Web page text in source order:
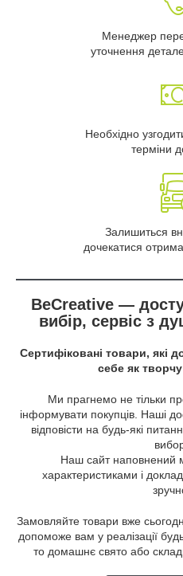
Менеджер
уточнення
Необхідно
терміни
Залишиться
дочекатися
BeCreative —
вибір, сервіс з
Сертифіковані товари, які
себе як
Ми прагнемо не тільки
інформувати покупців. Наші
відповісти на будь-які
Наш сайт наповнений
характеристиками і
Замовляйте товари вже
допоможе вам у реалізації
то домашнє свято або